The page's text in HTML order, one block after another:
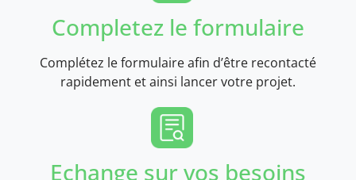
Completez le formulaire
Complétez le formulaire afin d’être recontacté
rapidement et ainsi lancer votre projet.
Echange sur vos besoins